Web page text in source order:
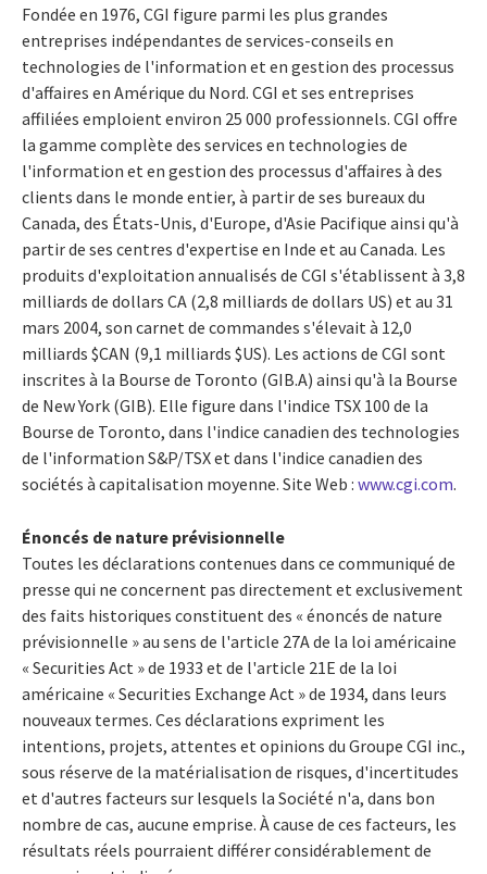
Fondée en 1976, CGI figure parmi les plus grandes
entreprises indépendantes de services-conseils en
technologies de l'information et en gestion des processus
d'affaires en Amérique du Nord. CGI et ses entreprises
affiliées emploient environ 25 000 professionnels. CGI offre
la gamme complète des services en technologies de
l'information et en gestion des processus d'affaires à des
clients dans le monde entier, à partir de ses bureaux du
Canada, des États-Unis, d'Europe, d'Asie Pacifique ainsi qu'à
partir de ses centres d'expertise en Inde et au Canada. Les
produits d'exploitation annualisés de CGI s'établissent à 3,8
milliards de dollars CA (2,8 milliards de dollars US) et au 31
mars 2004, son carnet de commandes s'élevait à 12,0
milliards $CAN (9,1 milliards $US). Les actions de CGI sont
inscrites à la Bourse de Toronto (GIB.A) ainsi qu'à la Bourse
de New York (GIB). Elle figure dans l'indice TSX 100 de la
Bourse de Toronto, dans l'indice canadien des technologies
de l'information S&P/TSX et dans l'indice canadien des
sociétés à capitalisation moyenne. Site Web : www.cgi.com.
Énoncés de nature prévisionnelle
Toutes les déclarations contenues dans ce communiqué de
presse qui ne concernent pas directement et exclusivement
des faits historiques constituent des « énoncés de nature
prévisionnelle » au sens de l'article 27A de la loi américaine
« Securities Act » de 1933 et de l'article 21E de la loi
américaine « Securities Exchange Act » de 1934, dans leurs
nouveaux termes. Ces déclarations expriment les
intentions, projets, attentes et opinions du Groupe CGI inc.,
sous réserve de la matérialisation de risques, d'incertitudes
et d'autres facteurs sur lesquels la Société n'a, dans bon
nombre de cas, aucune emprise. À cause de ces facteurs, les
résultats réels pourraient différer considérablement de